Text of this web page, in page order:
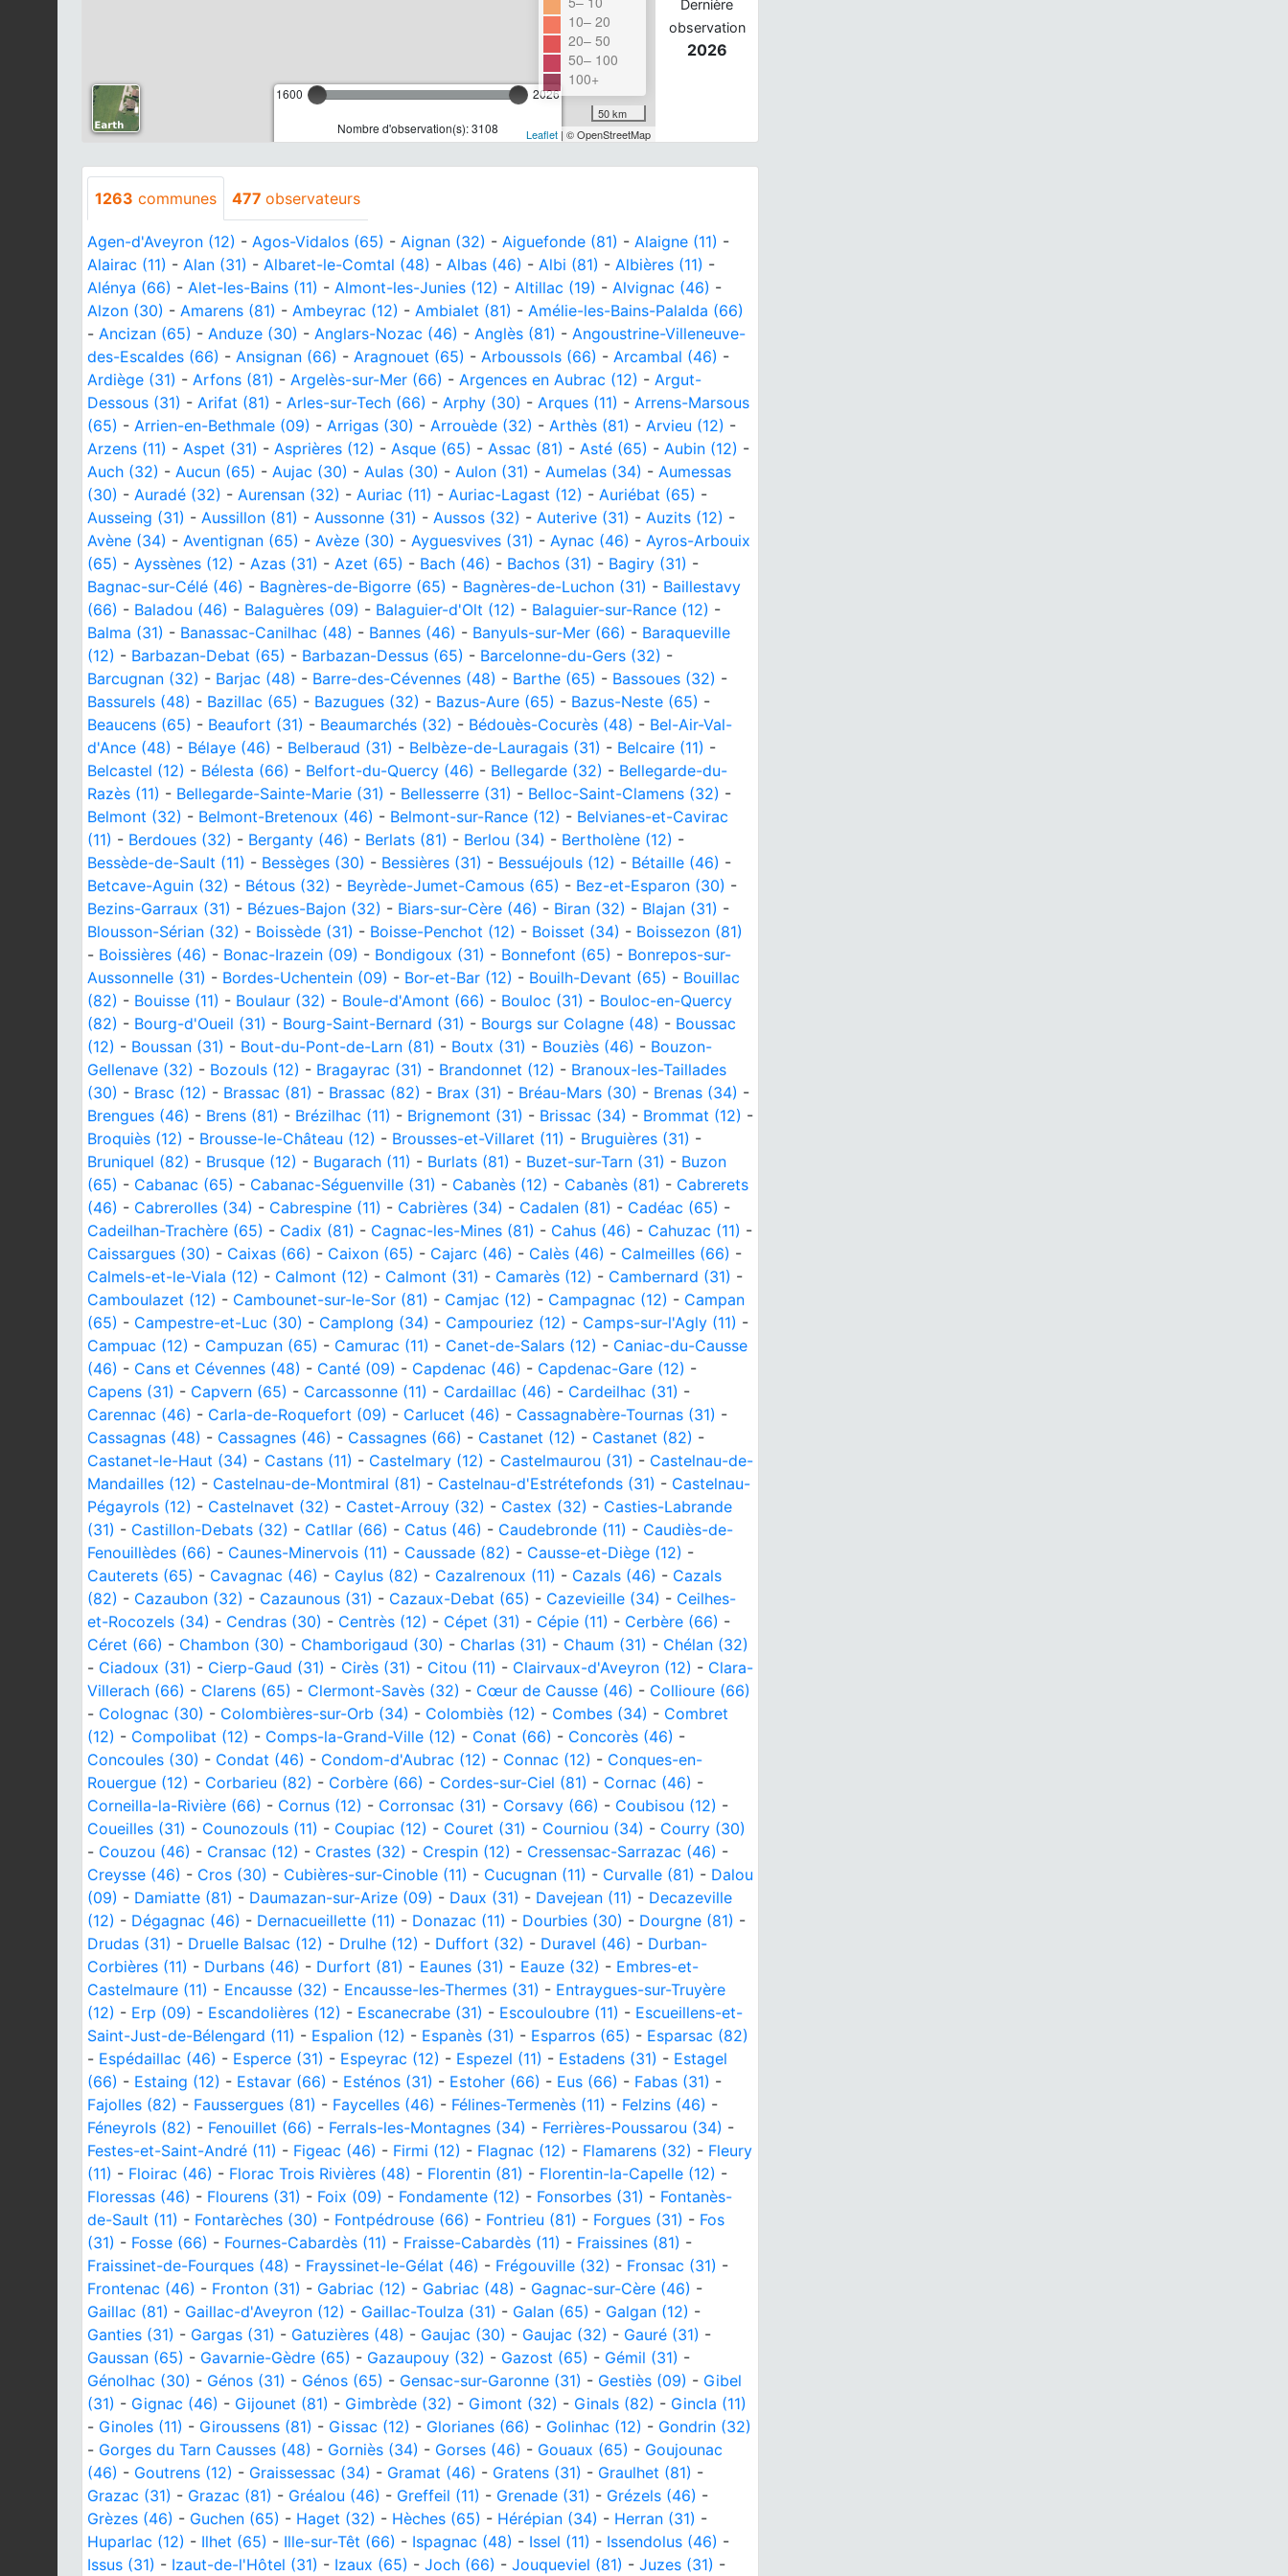
1600 2026
Nombre d'observation(s): 3108
10– 20
20– 50
50– 100
100+
50 km
Leaflet| © OpenStreetMap
Dernière
observation
2026
1263 communes 477 observateurs
Agen-d'Aveyron (12) - Agos-Vidalos (65) - Aignan (32) - Aiguefonde (81) - Alaigne (11) -
Alairac (11) - Alan (31) - Albaret-le-Comtal (48) - Albas (46) - Albi (81) - Albières (11) -
Alénya (66) - Alet-les-Bains (11) - Almont-les-Junies (12) - Altillac (19) - Alvignac (46) -
Alzon (30) - Amarens (81) - Ambeyrac (12) - Ambialet (81) - Amélie-les-Bains-Palalda (66)
- Ancizan (65) - Anduze (30) - Anglars-Nozac (46) - Anglès (81) - Angoustrine-Villeneuve-
des-Escaldes (66) - Ansignan (66) - Aragnouet (65) - Arboussols (66) - Arcambal (46) -
Ardiège (31) - Arfons (81) - Argelès-sur-Mer (66) - Argences en Aubrac (12) - Argut-
Dessous (31) - Arifat (81) - Arles-sur-Tech (66) - Arphy (30) - Arques (11) - Arrens-Marsous
(65) - Arrien-en-Bethmale (09) - Arrigas (30) - Arrouède (32) - Arthès (81) - Arvieu (12) -
Arzens (11) - Aspet (31) - Asprières (12) - Asque (65) - Assac (81) - Asté (65) - Aubin (12) -
Auch (32) - Aucun (65) - Aujac (30) - Aulas (30) - Aulon (31) - Aumelas (34) - Aumessas
(30) - Auradé (32) - Aurensan (32) - Auriac (11) - Auriac-Lagast (12) - Auriébat (65) -
Ausseing (31) - Aussillon (81) - Aussonne (31) - Aussos (32) - Auterive (31) - Auzits (12) -
Avène (34) - Aventignan (65) - Avèze (30) - Ayguesvives (31) - Aynac (46) - Ayros-Arbouix
(65) - Ayssènes (12) - Azas (31) - Azet (65) - Bach (46) - Bachos (31) - Bagiry (31) -
Bagnac-sur-Célé (46) - Bagnères-de-Bigorre (65) - Bagnères-de-Luchon (31) - Baillestavy
(66) - Baladou (46) - Balaguères (09) - Balaguier-d'Olt (12) - Balaguier-sur-Rance (12) -
Balma (31) - Banassac-Canilhac (48) - Bannes (46) - Banyuls-sur-Mer (66) - Baraqueville
(12) - Barbazan-Debat (65) - Barbazan-Dessus (65) - Barcelonne-du-Gers (32) -
Barcugnan (32) - Barjac (48) - Barre-des-Cévennes (48) - Barthe (65) - Bassoues (32) -
Bassurels (48) - Bazillac (65) - Bazugues (32) - Bazus-Aure (65) - Bazus-Neste (65) -
Beaucens (65) - Beaufort (31) - Beaumarchés (32) - Bédouès-Cocurès (48) - Bel-Air-Val-
d'Ance (48) - Bélaye (46) - Belberaud (31) - Belbèze-de-Lauragais (31) - Belcaire (11) -
Belcastel (12) - Bélesta (66) - Belfort-du-Quercy (46) - Bellegarde (32) - Bellegarde-du-
Razès (11) - Bellegarde-Sainte-Marie (31) - Bellesserre (31) - Belloc-Saint-Clamens (32) -
Belmont (32) - Belmont-Bretenoux (46) - Belmont-sur-Rance (12) - Belvianes-et-Cavirac
(11) - Berdoues (32) - Berganty (46) - Berlats (81) - Berlou (34) - Bertholène (12) -
Bessède-de-Sault (11) - Bessèges (30) - Bessières (31) - Bessuéjouls (12) - Bétaille (46) -
Betcave-Aguin (32) - Bétous (32) - Beyrède-Jumet-Camous (65) - Bez-et-Esparon (30) -
Bezins-Garraux (31) - Bézues-Bajon (32) - Biars-sur-Cère (46) - Biran (32) - Blajan (31) -
Blousson-Sérian (32) - Boissède (31) - Boisse-Penchot (12) - Boisset (34) - Boissezon (81)
- Boissières (46) - Bonac-Irazein (09) - Bondigoux (31) - Bonnefont (65) - Bonrepos-sur-
Aussonnelle (31) - Bordes-Uchentein (09) - Bor-et-Bar (12) - Bouilh-Devant (65) - Bouillac
(82) - Bouisse (11) - Boulaur (32) - Boule-d'Amont (66) - Bouloc (31) - Bouloc-en-Quercy
(82) - Bourg-d'Oueil (31) - Bourg-Saint-Bernard (31) - Bourgs sur Colagne (48) - Boussac
(12) - Boussan (31) - Bout-du-Pont-de-Larn (81) - Boutx (31) - Bouziès (46) - Bouzon-
Gellenave (32) - Bozouls (12) - Bragayrac (31) - Brandonnet (12) - Branoux-les-Taillades
(30) - Brasc (12) - Brassac (81) - Brassac (82) - Brax (31) - Bréau-Mars (30) - Brenas (34) -
Brengues (46) - Brens (81) - Brézilhac (11) - Brignemont (31) - Brissac (34) - Brommat (12) -
Broquiès (12) - Brousse-le-Château (12) - Brousses-et-Villaret (11) - Bruguières (31) -
Bruniquel (82) - Brusque (12) - Bugarach (11) - Burlats (81) - Buzet-sur-Tarn (31) - Buzon
(65) - Cabanac (65) - Cabanac-Séguenville (31) - Cabanès (12) - Cabanès (81) - Cabrerets
(46) - Cabrerolles (34) - Cabrespine (11) - Cabrières (34) - Cadalen (81) - Cadéac (65) -
Cadeilhan-Trachère (65) - Cadix (81) - Cagnac-les-Mines (81) - Cahus (46) - Cahuzac (11) -
Caissargues (30) - Caixas (66) - Caixon (65) - Cajarc (46) - Calès (46) - Calmeilles (66) -
Calmels-et-le-Viala (12) - Calmont (12) - Calmont (31) - Camarès (12) - Cambernard (31) -
Camboulazet (12) - Cambounet-sur-le-Sor (81) - Camjac (12) - Campagnac (12) - Campan
(65) - Campestre-et-Luc (30) - Camplong (34) - Campouriez (12) - Camps-sur-l'Agly (11) -
Campuac (12) - Campuzan (65) - Camurac (11) - Canet-de-Salars (12) - Caniac-du-Causse
(46) - Cans et Cévennes (48) - Canté (09) - Capdenac (46) - Capdenac-Gare (12) -
Capens (31) - Capvern (65) - Carcassonne (11) - Cardaillac (46) - Cardeilhac (31) -
Carennac (46) - Carla-de-Roquefort (09) - Carlucet (46) - Cassagnabère-Tournas (31) -
Cassagnas (48) - Cassagnes (46) - Cassagnes (66) - Castanet (12) - Castanet (82) -
Castanet-le-Haut (34) - Castans (11) - Castelmary (12) - Castelmaurou (31) - Castelnau-de-
Mandailles (12) - Castelnau-de-Montmiral (81) - Castelnau-d'Estrétefonds (31) - Castelnau-
Pégayrols (12) - Castelnavet (32) - Castet-Arrouy (32) - Castex (32) - Casties-Labrande
(31) - Castillon-Debats (32) - Catllar (66) - Catus (46) - Caudebronde (11) - Caudiès-de-
Fenouillèdes (66) - Caunes-Minervois (11) - Caussade (82) - Causse-et-Diège (12) -
Cauterets (65) - Cavagnac (46) - Caylus (82) - Cazalrenoux (11) - Cazals (46) - Cazals
(82) - Cazaubon (32) - Cazaunous (31) - Cazaux-Debat (65) - Cazevieille (34) - Ceilhes-
et-Rocozels (34) - Cendras (30) - Centrès (12) - Cépet (31) - Cépie (11) - Cerbère (66) -
Céret (66) - Chambon (30) - Chamborigaud (30) - Charlas (31) - Chaum (31) - Chélan (32)
- Ciadoux (31) - Cierp-Gaud (31) - Cirès (31) - Citou (11) - Clairvaux-d'Aveyron (12) - Clara-
Villerach (66) - Clarens (65) - Clermont-Savès (32) - Cœur de Causse (46) - Collioure (66)
- Colognac (30) - Colombières-sur-Orb (34) - Colombiès (12) - Combes (34) - Combret
(12) - Compolibat (12) - Comps-la-Grand-Ville (12) - Conat (66) - Concorès (46) -
Concoules (30) - Condat (46) - Condom-d'Aubrac (12) - Connac (12) - Conques-en-
Rouergue (12) - Corbarieu (82) - Corbère (66) - Cordes-sur-Ciel (81) - Cornac (46) -
Corneilla-la-Rivière (66) - Cornus (12) - Corronsac (31) - Corsavy (66) - Coubisou (12) -
Coueilles (31) - Counozouls (11) - Coupiac (12) - Couret (31) - Courniou (34) - Courry (30)
- Couzou (46) - Cransac (12) - Crastes (32) - Crespin (12) - Cressensac-Sarrazac (46) -
Creysse (46) - Cros (30) - Cubières-sur-Cinoble (11) - Cucugnan (11) - Curvalle (81) - Dalou
(09) - Damiatte (81) - Daumazan-sur-Arize (09) - Daux (31) - Davejean (11) - Decazeville
(12) - Dégagnac (46) - Dernacueillette (11) - Donazac (11) - Dourbies (30) - Dourgne (81) -
Drudas (31) - Druelle Balsac (12) - Drulhe (12) - Duffort (32) - Duravel (46) - Durban-
Corbières (11) - Durbans (46) - Durfort (81) - Eaunes (31) - Eauze (32) - Embres-et-
Castelmaure (11) - Encausse (32) - Encausse-les-Thermes (31) - Entraygues-sur-Truyère
(12) - Erp (09) - Escandolières (12) - Escanecrabe (31) - Escouloubre (11) - Escueillens-et-
Saint-Just-de-Bélengard (11) - Espalion (12) - Espanès (31) - Esparros (65) - Esparsac (82)
- Espédaillac (46) - Esperce (31) - Espeyrac (12) - Espezel (11) - Estadens (31) - Estagel
(66) - Estaing (12) - Estavar (66) - Esténos (31) - Estoher (66) - Eus (66) - Fabas (31) -
Fajolles (82) - Faussergues (81) - Faycelles (46) - Félines-Termenès (11) - Felzins (46) -
Féneyrols (82) - Fenouillet (66) - Ferrals-les-Montagnes (34) - Ferrières-Poussarou (34) -
Festes-et-Saint-André (11) - Figeac (46) - Firmi (12) - Flagnac (12) - Flamarens (32) - Fleury
(11) - Floirac (46) - Florac Trois Rivières (48) - Florentin (81) - Florentin-la-Capelle (12) -
Floressas (46) - Flourens (31) - Foix (09) - Fondamente (12) - Fonsorbes (31) - Fontanès-
de-Sault (11) - Fontarèches (30) - Fontpédrouse (66) - Fontrieu (81) - Forgues (31) - Fos
(31) - Fosse (66) - Fournes-Cabardès (11) - Fraisse-Cabardès (11) - Fraissines (81) -
Fraissinet-de-Fourques (48) - Frayssinet-le-Gélat (46) - Frégouville (32) - Fronsac (31) -
Frontenac (46) - Fronton (31) - Gabriac (12) - Gabriac (48) - Gagnac-sur-Cère (46) -
Gaillac (81) - Gaillac-d'Aveyron (12) - Gaillac-Toulza (31) - Galan (65) - Galgan (12) -
Ganties (31) - Gargas (31) - Gatuzières (48) - Gaujac (30) - Gaujac (32) - Gauré (31) -
Gaussan (65) - Gavarnie-Gèdre (65) - Gazaupouy (32) - Gazost (65) - Gémil (31) -
Génolhac (30) - Génos (31) - Génos (65) - Gensac-sur-Garonne (31) - Gestiès (09) - Gibel
(31) - Gignac (46) - Gijounet (81) - Gimbrède (32) - Gimont (32) - Ginals (82) - Gincla (11)
- Ginoles (11) - Giroussens (81) - Gissac (12) - Glorianes (66) - Golinhac (12) - Gondrin (32)
- Gorges du Tarn Causses (48) - Gorniès (34) - Gorses (46) - Gouaux (65) - Goujounac
(46) - Goutrens (12) - Graissessac (34) - Gramat (46) - Gratens (31) - Graulhet (81) -
Grazac (31) - Grazac (81) - Gréalou (46) - Greffeil (11) - Grenade (31) - Grézels (46) -
Grèzes (46) - Guchen (65) - Haget (32) - Hèches (65) - Hérépian (34) - Herran (31) -
Huparlac (12) - Ilhet (65) - Ille-sur-Têt (66) - Ispagnac (48) - Issel (11) - Issendolus (46) -
Issus (31) - Izaut-de-l'Hôtel (31) - Izaux (65) - Joch (66) - Jouqueviel (81) - Juzes (31) -